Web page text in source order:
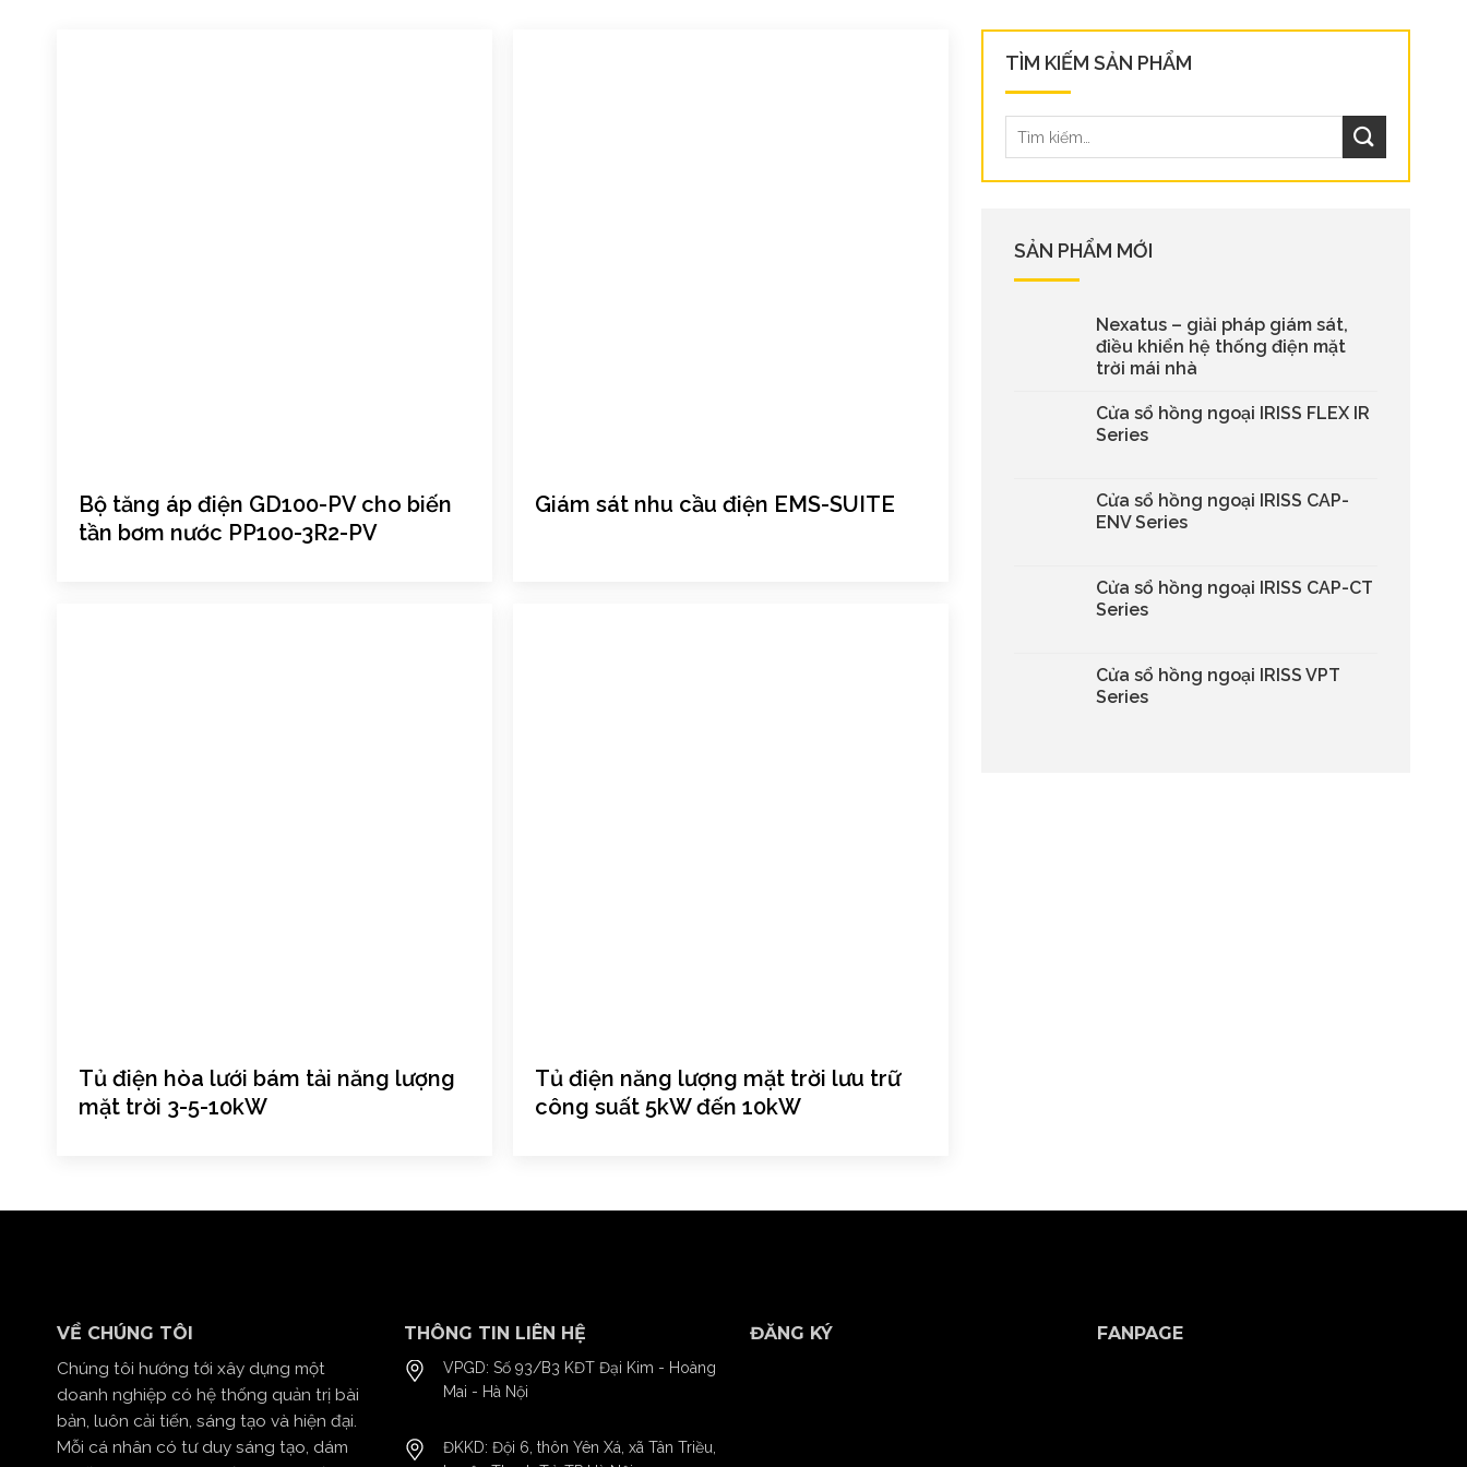
Bộ tăng áp điện GD100-PV cho biến
tần bơm nước PP100-3R2-PV
Giám sát nhu cầu điện EMS-SUITE
Tủ điện hòa lưới bám tải năng lượng
mặt trời 3-5-10kW
Tủ điện năng lượng mặt trời lưu trữ
công suất 5kW đến 10kW
TÌM KIẾM SẢN PHẨM
SẢN PHẨM MỚI
Nexatus – giải pháp giám sát,
điều khiển hệ thống điện mặt
trời mái nhà
Cửa sổ hồng ngoại IRISS FLEX IR
Series
Cửa sổ hồng ngoại IRISS CAP-
ENV Series
Cửa sổ hồng ngoại IRISS CAP-CT
Series
Cửa sổ hồng ngoại IRISS VPT
Series
VỀ CHÚNG TÔI
Chúng tôi hướng tới xây dựng một
doanh nghiệp có hệ thống quản trị bài
bản, luôn cải tiến, sáng tạo và hiện đại.
Mỗi cá nhân có tư duy sáng tạo, dám
THÔNG TIN LIÊN HỆ
VPGD: Số 93/B3 KĐT Đại Kim - Hoàng
Mai - Hà Nội
ĐKKD: Đội 6, thôn Yên Xá, xã Tân Triều,
ĐĂNG KÝ FANPAGE